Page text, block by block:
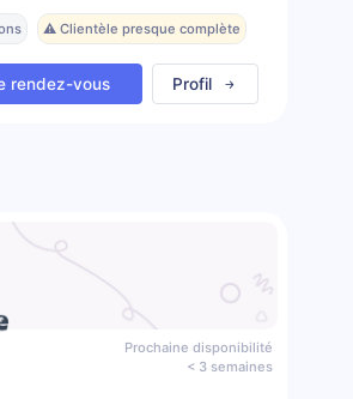
⚠️ Clientèle presque complète
rendez-vous Profil
Prochaine disponibilité
< 3 semaines